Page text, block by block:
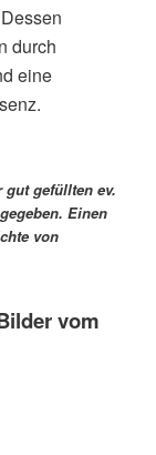
durch
eine
gut gefüllten ev.
Einen
von
vom